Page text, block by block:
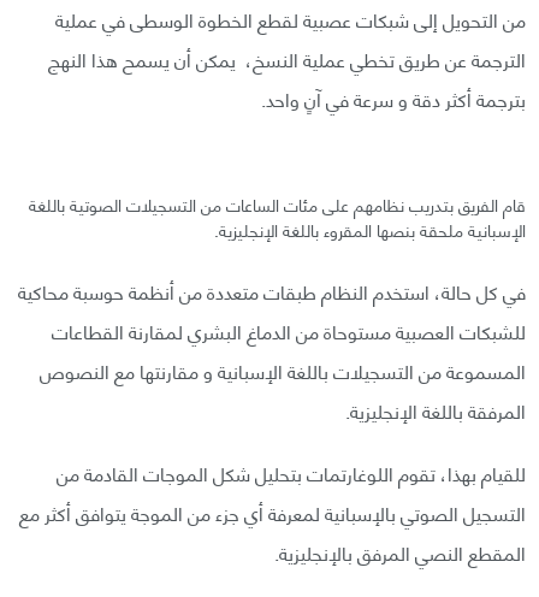
من التحويل إلى شبكات عصبية لقطع الخطوة الوسطى في عملية
الترجمة عن طريق تخطي عملية النسخ، يمكن أن يسمح هذا النهج
بترجمة أكثر دقة و سرعة في آنٍ واحد.
قام الفريق بتدريب نظامهم على مئات الساعات من التسجيلات الصوتية باللغة
الإسبانية ملحقة بنصها المقروء باللغة الإنجليزية.
في كل حالة، استخدم النظام طبقات متعددة من أنظمة حوسبة محاكية
للشبكات العصبية مستوحاة من الدماغ البشري لمقارنة القطاعات
المسموعة من التسجيلات باللغة الإسبانية و مقارنتها مع النصوص
المرفقة باللغة الإنجليزية.
للقيام بهذا، تقوم اللوغارتمات بتحليل شكل الموجات القادمة من
التسجيل الصوتي بالإسبانية لمعرفة أي جزء من الموجة يتوافق أكثر مع
المقطع النصي المرفق بالإنجليزية.